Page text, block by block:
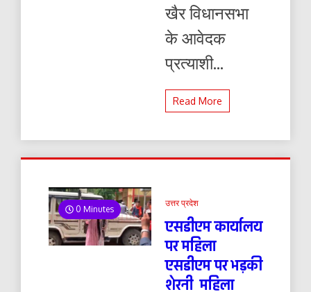
खैर विधानसभा
के आवेदक
प्रत्याशी...
Read More
0 Minutes
उत्तर प्रदेश
एसडीएम कार्यालय
पर महिला
एसडीएम पर भड़की
शेरनी महिला